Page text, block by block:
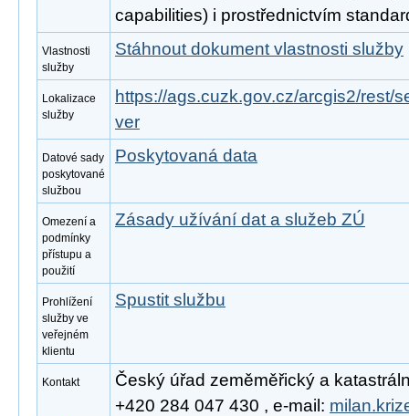
capabilities) i prostřednictvím
Vlastnosti
služby
Stáhnout dokument vlastnosti služby
Lokalizace
služby
https://ags.cuzk.gov.cz/arcgis2/rest/
ver
Datové sady
poskytované
službou
Poskytovaná data
Omezení a
podmínky
přístupu a
použití
Zásady užívání dat a služeb ZÚ
Prohlížení
služby ve
veřejném
klientu
Spustit službu
Kontakt
Český úřad zeměměřický a
+420 284 047 430 , e-mail: